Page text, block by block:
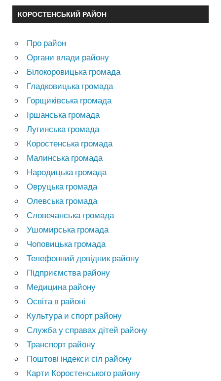
КОРОСТЕНСЬКИЙ РАЙОН
Про район
Органи влади району
Білокоровицька громада
Гладковицька громада
Горщиківська громада
Іршанська громада
Лугинська громада
Коростенська громада
Малинська громада
Народицька громада
Овруцька громада
Олевська громада
Словечанська громада
Ушомирська громада
Чоповицька громада
Телефонний довідник району
Підприємства району
Медицина району
Освіта в районі
Культура и спорт району
Служба у справах дітей району
Транспорт району
Поштові індекси сіл району
Карти Коростенського району